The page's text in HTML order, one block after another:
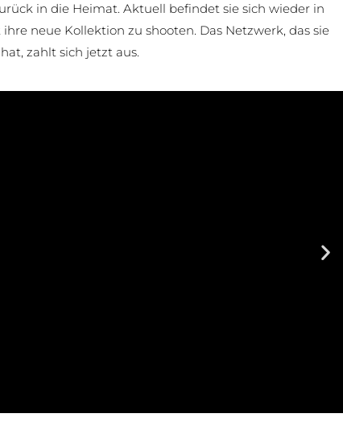
in die Heimat. Aktuell befindet sie sich wieder in
neue Kollektion zu shooten. Das Netzwerk, das sie
zahlt sich jetzt aus.